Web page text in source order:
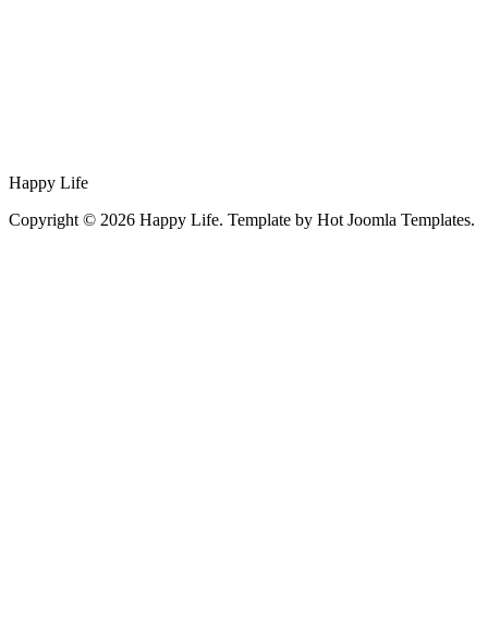
Happy Life
Copyright © 2026 Happy Life. Template by Hot Joomla Templates.